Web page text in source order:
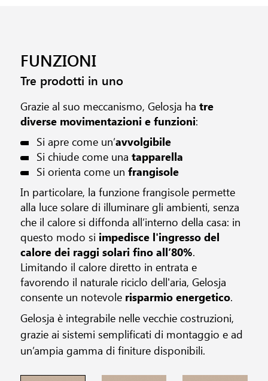
FUNZIONI
Tre prodotti in uno
Grazie al suo meccanismo, Gelosja ha tre
diverse movimentazioni e funzioni:
Si apre come un’avvolgibile
Si chiude come una tapparella
Si orienta come un frangisole
In particolare, la funzione frangisole permette
alla luce solare di illuminare gli ambienti, senza
che il calore si diffonda all’interno della casa: in
questo modo si impedisce l'ingresso del
calore dei raggi solari fino all’80%.
Limitando il calore diretto in entrata e
favorendo il naturale riciclo dell'aria, Gelosja
consente un notevole risparmio energetico.
Gelosja è integrabile nelle vecchie costruzioni,
grazie ai sistemi semplificati di montaggio e ad
un’ampia gamma di finiture disponibili.